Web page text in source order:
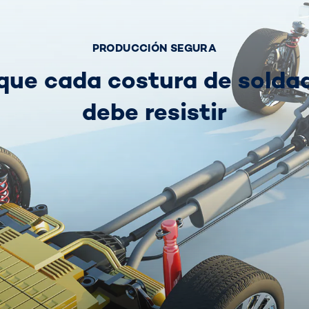
PRODUCCIÓN SEGURA
cada costura de
debe resistir